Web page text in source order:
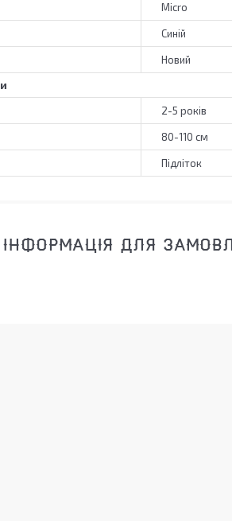
Micro
Синій
Новий
2-5 років
80-110 см
Підліток
ІНФОРМАЦІЯ ДЛЯ